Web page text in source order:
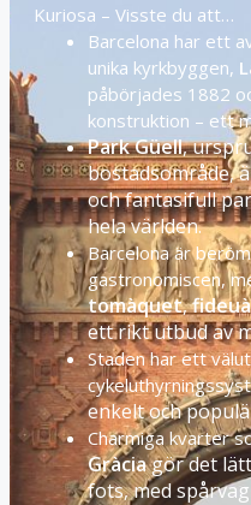
Kuriosa – Visste du att…
Barcelona har ett
unika kyrkbyggen,
påbörjades 1882
konstruktion – ett
Park Güell,
bostadsområde,
och fantasifull
hela världen.
Barcelona är
gastronomiscen,
tomàquet,fideuà
ett rikt utbud av
Staden har ett
enkelt och
Charmiga kvarter
Gràciagör det
fots, med